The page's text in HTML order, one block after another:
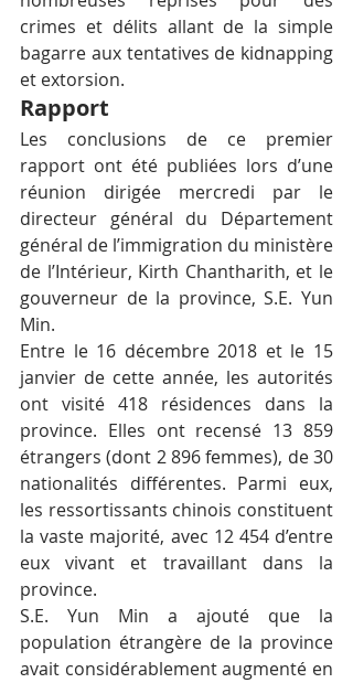
crimes et délits allant de la simple
bagarre aux tentatives de kidnapping
et extorsion.
Rapport
Les conclusions de ce premier
rapport ont été publiées lors d’une
réunion dirigée mercredi par le
directeur général du Département
général de l’immigration du ministère
de l’Intérieur, Kirth Chantharith, et le
gouverneur de la province, S.E. Yun
Min.
Entre le 16 décembre 2018 et le 15
janvier de cette année, les autorités
ont visité 418 résidences dans la
province. Elles ont recensé 13 859
étrangers (dont 2 896 femmes), de 30
nationalités différentes. Parmi eux,
les ressortissants chinois constituent
la vaste majorité, avec 12 454 d’entre
eux vivant et travaillant dans la
province.
S.E. Yun Min a ajouté que la
population étrangère de la province
avait considérablement augmenté en